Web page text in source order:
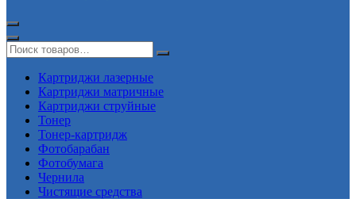
Картриджи лазерные
Картриджи матричные
Картриджи струйные
Тонер
Тонер-картридж
Фотобарабан
Фотобумага
Чернила
Чистящие средства